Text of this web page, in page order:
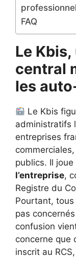
FAQ
Le
central
les
Le Kbis
administratifs
entreprises
publics. Il
l’entreprise,
Registre du
Pourtant,
pas
confusion
concerne que
inscrit au